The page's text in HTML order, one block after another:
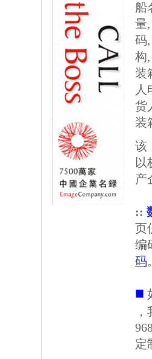
船
量
码
构
装
人
货
装
该
以
产
::
页
编
码。
■
定